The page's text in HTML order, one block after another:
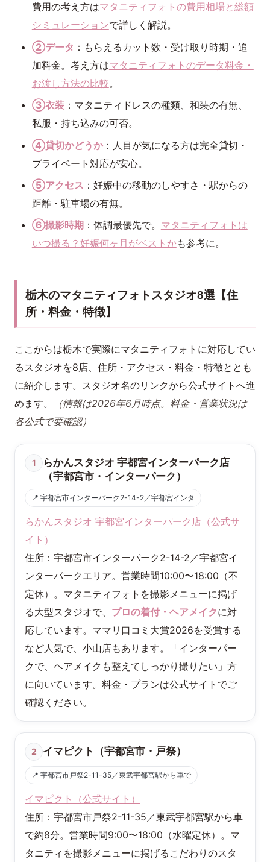
費用の考え方はマタニティフォトの費用相場と総額
シミュレーションで詳しく解説。
②データ ：もらえるカット数・受け取り時期・追
加料金。考え方はマタニティフォトのデータ料金・
お渡し方法の比較。
③衣装：マタニティドレスの種類、和装の有無、
私服・持ち込みの可否。
④貸切かどうか：人目が気になる方は完全貸切・
プライベート対応が安心。
⑤アクセス ：妊娠中の移動のしやすさ・駅からの
距離・駐車場の有無。
⑥撮影時期 ：体調最優先で。 マタニティフォトは
いつ撮る？妊娠何ヶ月がベストかも参考に。
栃木のマタニティフォトスタジオ8選【住
所・料金・特徴】
ここからは栃木で実際にマタニティフォトに対応してい
るスタジオを8店、住所・アクセス・料金・特徴ととも
に紹介します。スタジオ名のリンクから公式サイトへ進
めます。
（情報は2026年6月時点。料金・営業状況は
各公式で要確認）
1
らかんスタジオ 宇都宮インターパーク店
（宇都宮市・インターパーク）
📍 宇都宮市インターパーク2-14-2／宇都宮インタ
らかんスタジオ 宇都宮インターパーク店（公式サ
イト）
住所：宇都宮市インターパーク2-14-2／宇都宮イ
ンターパークエリア。営業時間10:00〜18:00（不
定休）。マタニティフォトを撮影メニューに掲げ
る大型スタジオで、 プロの着付・ヘアメイクに対
応しています。ママリ口コミ大賞2026を受賞する
など人気で、小山店もあります。「インターパー
クで、ヘアメイクも整えてしっかり撮りたい」方
に向いています。料金・プランは公式サイトでご
確認ください。
2 イマピクト（宇都宮市・戸祭）
📍 宇都宮市戸祭2-11-35／東武宇都宮駅から車で
イマピクト（公式サイト）
住所：宇都宮市戸祭2-11-35／東武宇都宮駅から車
で約8分。営業時間9:00〜18:00（水曜定休）。マ
タニティを撮影メニューに掲げるこだわりのスタ